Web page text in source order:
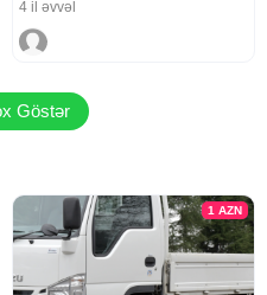
4 il əvvəl
Göstər
1 AZN